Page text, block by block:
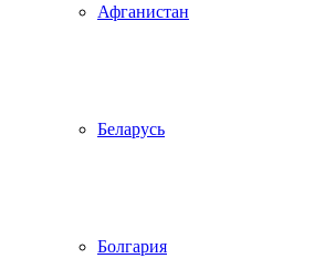
Афганистан
Беларусь
Болгария